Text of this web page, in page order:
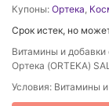
Купоны: Ортека
Срок истек, но
Витамины и добавки
Ортека (ORTEKA)
Условия: Витамины